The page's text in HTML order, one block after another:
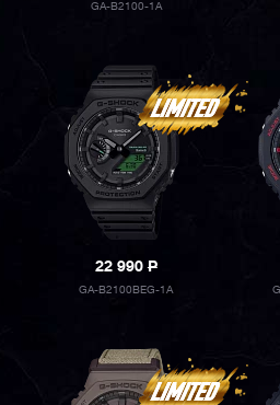
GA-B2100-1A
22 990P
GA-B2100BEG-1A